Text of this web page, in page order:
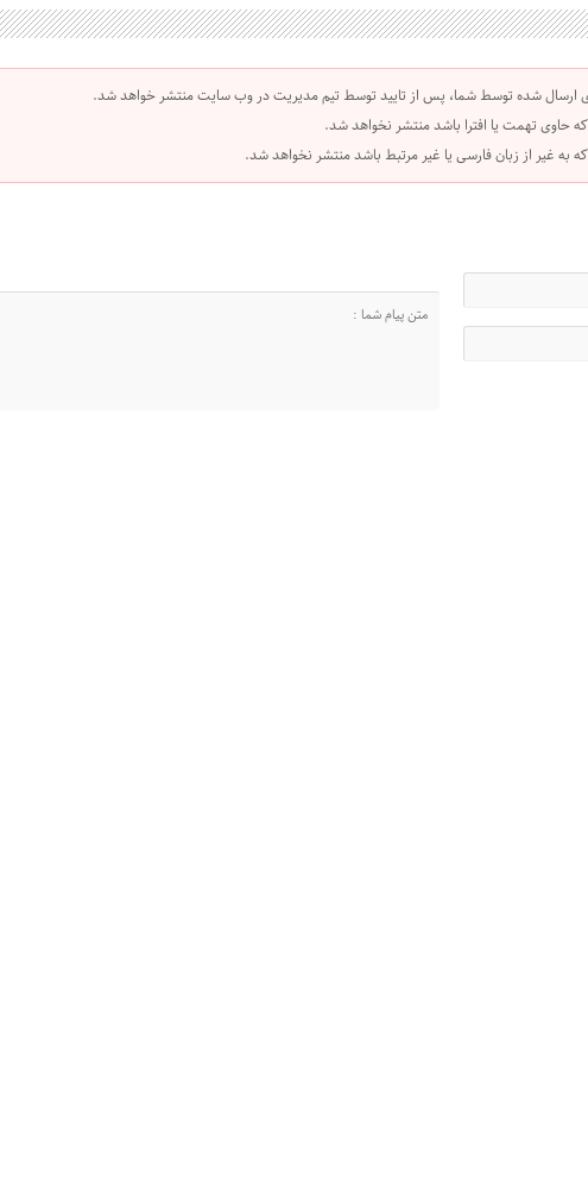
ارسال شده توسط شما، پس از تایید توسط تیم مدیریت در وب سایت منتشر خواهد شد.
که حاوی تهمت یا افترا باشد منتشر نخواهد شد.
به غیر از زبان فارسی یا غیر مرتبط باشد منتشر نخواهد شد.